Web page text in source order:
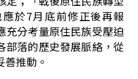
於7月底前修正後再報
充分考量原住民族受壓迫
部落的歷史發展脈絡，從
善推動。